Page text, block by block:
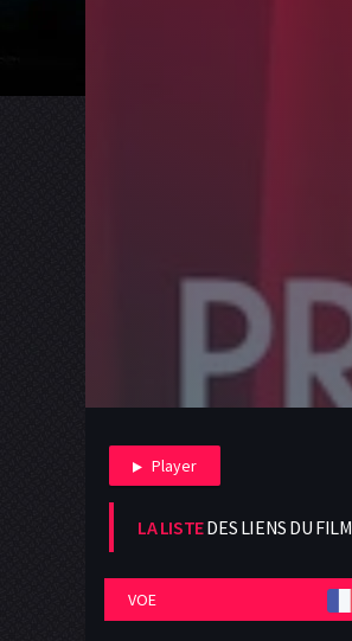
Player
LA LISTEDES LIENS DU FILM
VOE